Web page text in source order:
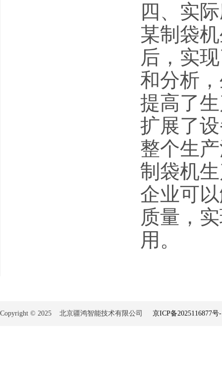
四、实
某制袋
后，实
和分析
提高了
扩展了
整个生
制袋机
企业可
质量，
用。
Copyright © 2025 北京疆鸿智能技术有限公司 京ICP备2025116877号